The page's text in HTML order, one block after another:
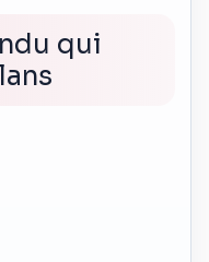
qui